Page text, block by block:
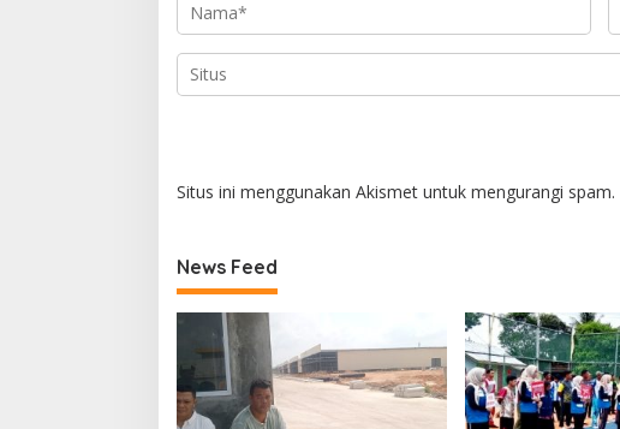
Situs ini menggunakan Akismet untuk mengurangi spam.
News Feed